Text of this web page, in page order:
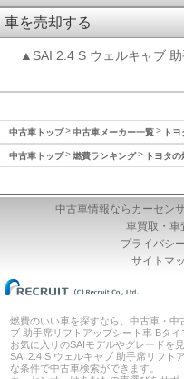
車を売却する
▲SAI 2.4 S ウェルキャブ
中古車トップ 中古車メーカー一覧 ト
中古車トップ 燃費ランキング トヨタ
中古車情報ならカーセン
車買取・車
プライバシ
サイトマ
燃費のいい車を探すなら、中古車・中
ブ 助手席リフトアップシート車 Bタイ
お気に入りのSAIモデルやグレードを
SAI 2.4 S ウェルキャブ 助手席リフト
な条件で中古車検索ができます。